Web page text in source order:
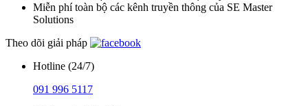
Miễn phí toàn bộ các kênh truyền thông của SE Master
Solutions
Theo dõi giải pháp
Hotline (24/7)
091 996 5117